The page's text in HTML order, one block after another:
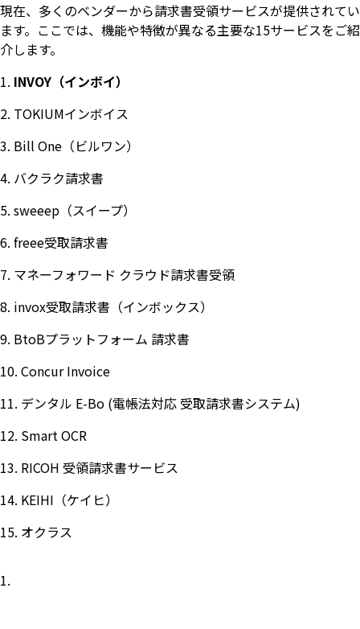
現在、多くのベンダーから請求書受領サービスが提供されてい
ます。ここでは、機能や特徴が異なる主要な15サービスをご紹
介します。
INVOY（インボイ）
TOKIUMインボイス
Bill One（ビルワン）
バクラク請求書
sweeep（スイープ）
freee受取請求書
マネーフォワード クラウド請求書受領
invox受取請求書（インボックス）
BtoBプラットフォーム 請求書
Concur Invoice
デンタル E-Bo (電帳法対応 受取請求書システム)
Smart OCR
RICOH 受領請求書サービス
KEIHI（ケイヒ）
オクラス